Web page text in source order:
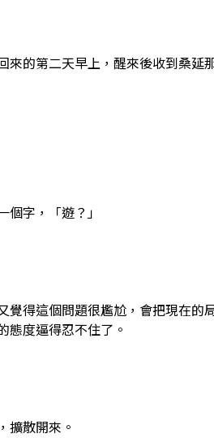
的第二天早上，醒來後收到桑延
字，「遊？」
得這個問題很尷尬，會把現在的
態度逼得忍不住了。
擴散開來。